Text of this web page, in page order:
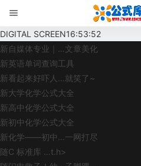
DIGITAL SCREEN16:53:52
新自媒体专业｜…文章美化
新英语单词查询工具
新看起来好吓人…就笑了~
新大学化学公式大全
新高中化学公式大全
新初中化学公式大全
新化学——初中…一网打尽
随C 标准库 …t.h>